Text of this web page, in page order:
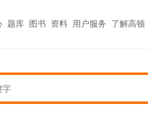
大学生实习
小马学长
题库 图书
ACCA
资料 用户服务
快捷支付
了解高顿